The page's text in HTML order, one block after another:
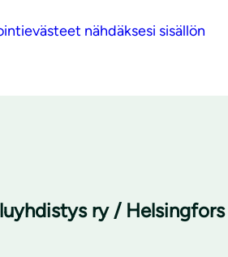
nähdäksesi sisällön
ry /